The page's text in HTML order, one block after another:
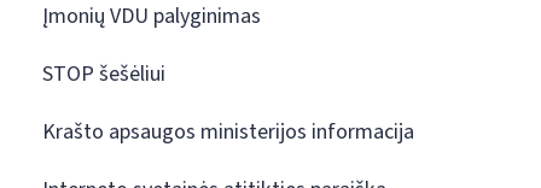
Įmonių VDU palyginimas
STOP šešėliui
Krašto apsaugos ministerijos informacija